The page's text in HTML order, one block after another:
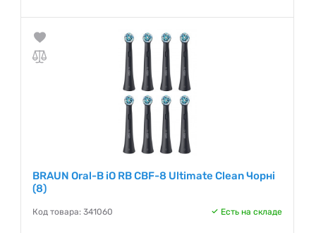
BRAUN Oral-B iO RB CBF-8 Ultimate Clean Чорні
(8)
Код товара: 341060 Есть на складе